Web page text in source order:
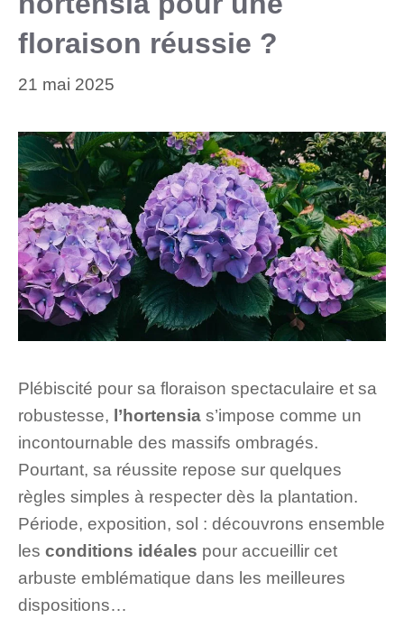
floraison réussie ?
21 mai 2025
Plébiscité pour sa floraison spectaculaire et sa
robustesse, l’hortensia s’impose comme un
incontournable des massifs ombragés.
Pourtant, sa réussite repose sur quelques
règles simples à respecter dès la plantation.
Période, exposition, sol : découvrons ensemble
les conditions idéales pour accueillir cet
arbuste emblématique dans les meilleures
dispositions…